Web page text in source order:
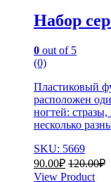
Набор
0 out of 5
(0)
Пластиковый
расположен
ногтей:
несколько
SKU: 5669
90.00₽ 120.00₽
View Product